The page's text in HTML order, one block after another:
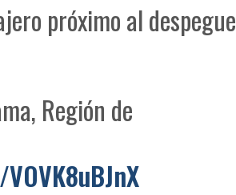
próximo al despegue
Región de